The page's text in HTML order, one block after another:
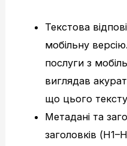
Текстова
мобільну
послуги з
виглядав
що цього тексту
Метадані та
заголовків